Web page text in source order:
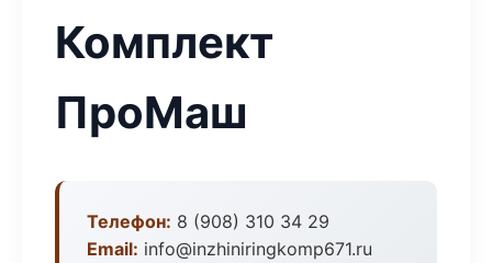
Комплект
ПроМаш
Телефон: 8 (908) 310 34 29
Email: info@inzhiniringkomp671.ru